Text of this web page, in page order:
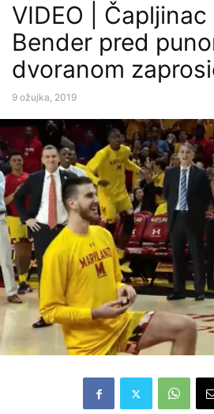
VIDEO | Čapljinac
Bender pred
dvoranom
9 ožujka, 2019